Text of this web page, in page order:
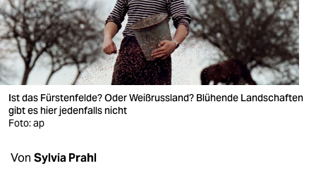
wahrheit
verlag
verlag
veranstaltungen
shop
fragen & hilfe
Ist das Fürstenfelde? Oder Weißrussland? Blühende Landschaften
gibt es hier jedenfalls nicht
Foto: ap
Von Sylvia Prahl